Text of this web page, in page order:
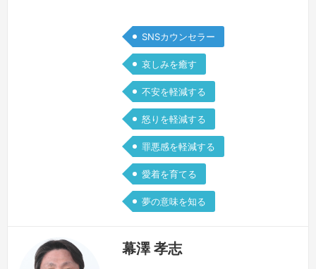
SNSカウンセラー
哀しみを癒す
不安を軽減する
怒りを軽減する
罪悪感を軽減する
愛着を育てる
夢の意味を知る
幕澤 孝志